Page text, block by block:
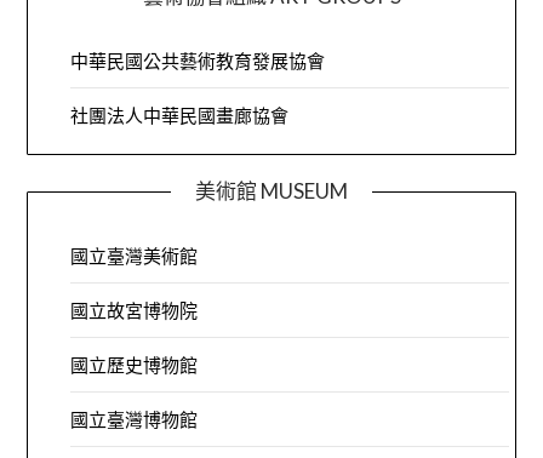
中華民國公共藝術教育發展協會
社團法人中華民國畫廊協會
美術館 MUSEUM
國立臺灣美術館
國立故宮博物院
國立歷史博物館
國立臺灣博物館